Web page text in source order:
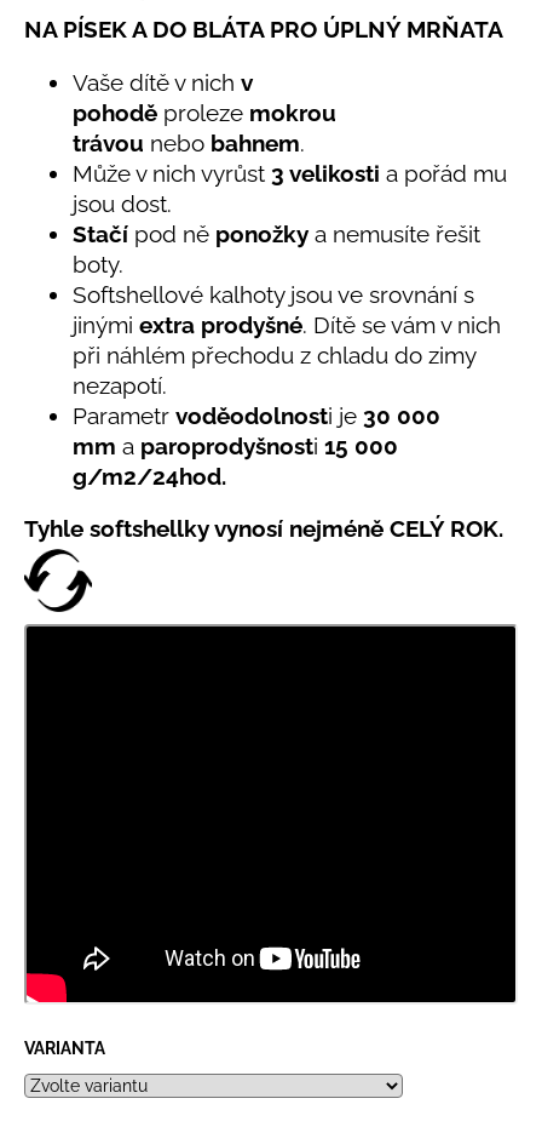
je
hvězdiček.
NA PÍSEK A DO BLÁTA PRO ÚPLNÝ MRŇATA
Vaše dítě v nich v
pohodě proleze mokrou
trávou nebo bahnem.
Může v nich vyrůst 3 velikosti a pořád mu
jsou dost.
Stačí pod ně ponožky a nemusíte řešit
boty.
Softshellové kalhoty jsou ve srovnání s
jinými extra prodyšné. Dítě se vám v nich
při náhlém přechodu z chladu do zimy
nezapotí.
Parametr voděodolnosti je 30 000
mm a paroprodyšnosti 15 000
g/m2/24hod.
Tyhle softshellky vynosí nejméně CELÝ ROK.
VARIANTA
ČEPICE
SVĚTLE
MODRÁ